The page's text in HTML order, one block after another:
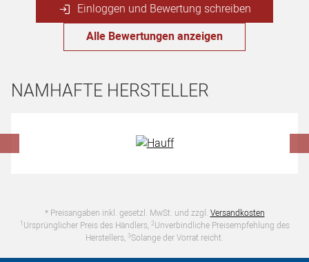
Einloggen und Bewertung schreiben
Alle Bewertungen anzeigen
NAMHAFTE HERSTELLER
* Preisangaben inkl. gesetzl. MwSt. und zzgl. Versandkosten
1 Ursprünglicher Preis des Händlers, 2Unverbindliche Preisempfehlung des
Herstellers, 3Solange der Vorrat reicht.